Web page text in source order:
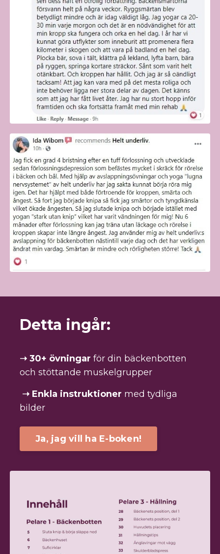
Detta ingår:
➝ 30+ övningar för din bäckenbotten
och stöttande muskelgrupper
➝ Enkla instruktioner med tydliga
bilder
Ja, jag vill ha E-boken!